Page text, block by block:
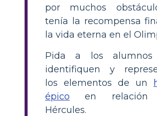
por muchos
tenía la recompensa
la vida eterna en el
Pida a los alumnos
identifiquen y
los elementos de un
épico en relación
Hércules.